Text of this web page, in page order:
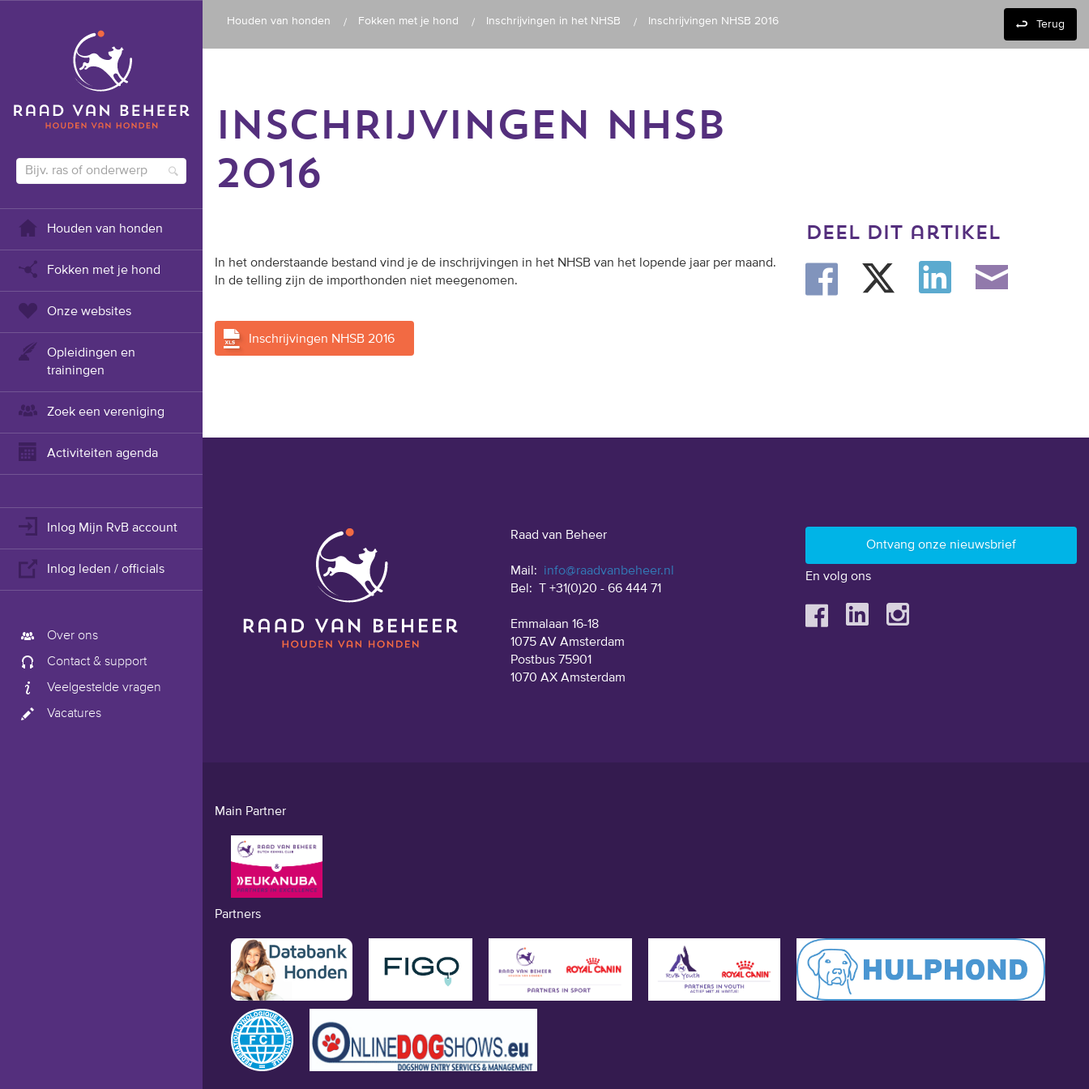
Houden van honden
Fokken met je hond
Onze websites
Opleidingen en
trainingen
Zoek een vereniging
Activiteiten agenda
Inlog Mijn RvB account
Inlog leden / officials
Over ons
Contact & support
Veelgestelde vragen
Vacatures
Houden van honden Fokken met je hond Inschrijvingen in het NHSB Inschrijvingen NHSB 2016 Terug
INSCHRIJVINGEN NHSB
2016
In het onderstaande bestand vind je de inschrijvingen in het NHSB van het lopende jaar per maand.
In de telling zijn de importhonden niet meegenomen.
Inschrijvingen NHSB 2016
deel dit artikel
Raad van Beheer
Mail: info@raadvanbeheer.nl
Bel:
T +31(0)20 - 66 444 71
Emmalaan 16-18
1075 AV Amsterdam
Postbus 75901
1070 AX Amsterdam
En volg ons
Main Partner
Partners